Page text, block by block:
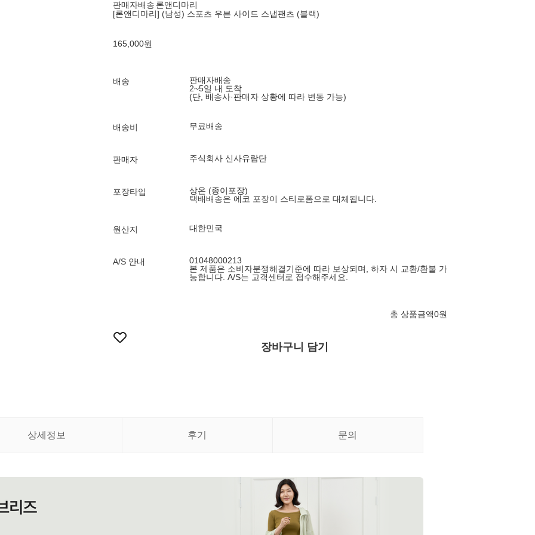
판매자배송 론앤디마리
[론앤디마리] (남성) 스포츠 우븐 사이드 스냅팬츠 (블랙)
165,000원
배송
판매자배송
2~5일 내 도착
(단, 배송사·판매자 상황에 따라 변동 가능)
배송비 무료배송
판매자 주식회사 신사유람단
포장타입
상온 (종이포장)
택배배송은 에코 포장이 스티로폼으로 대체됩니다.
원산지 대한민국
A/S 안내
01048000213
본 제품은 소비자분쟁해결기준에 따라 보상되며, 하자 시 교환/환불 가
능합니다. A/S는 고객센터로 접수해주세요.
총 상품금액0원
장바구니 담기
상세정보 후기 문의